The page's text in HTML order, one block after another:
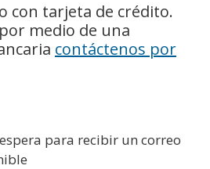
con tarjeta de crédito.
medio de una
contáctenos por
para recibir un correo